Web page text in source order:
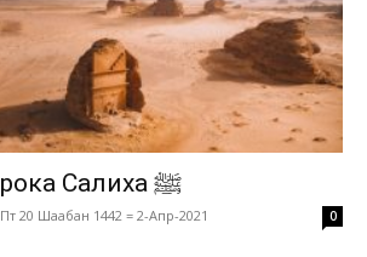
История пророка Салиха ﷺ
Пт 20 Шаабан 1442 = 2-Апр-2021 0